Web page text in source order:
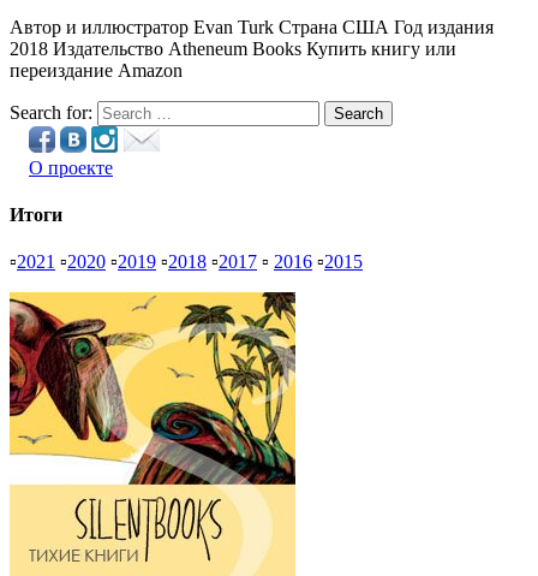
Автор и иллюстратор Evan Turk Страна США Год издания
2018 Издательство Atheneum Books Купить книгу или
переиздание Amazon
Search for: Search
О проекте
Итоги
▫2021 ▫2020 ▫2019 ▫2018 ▫2017 ▫ 2016 ▫2015